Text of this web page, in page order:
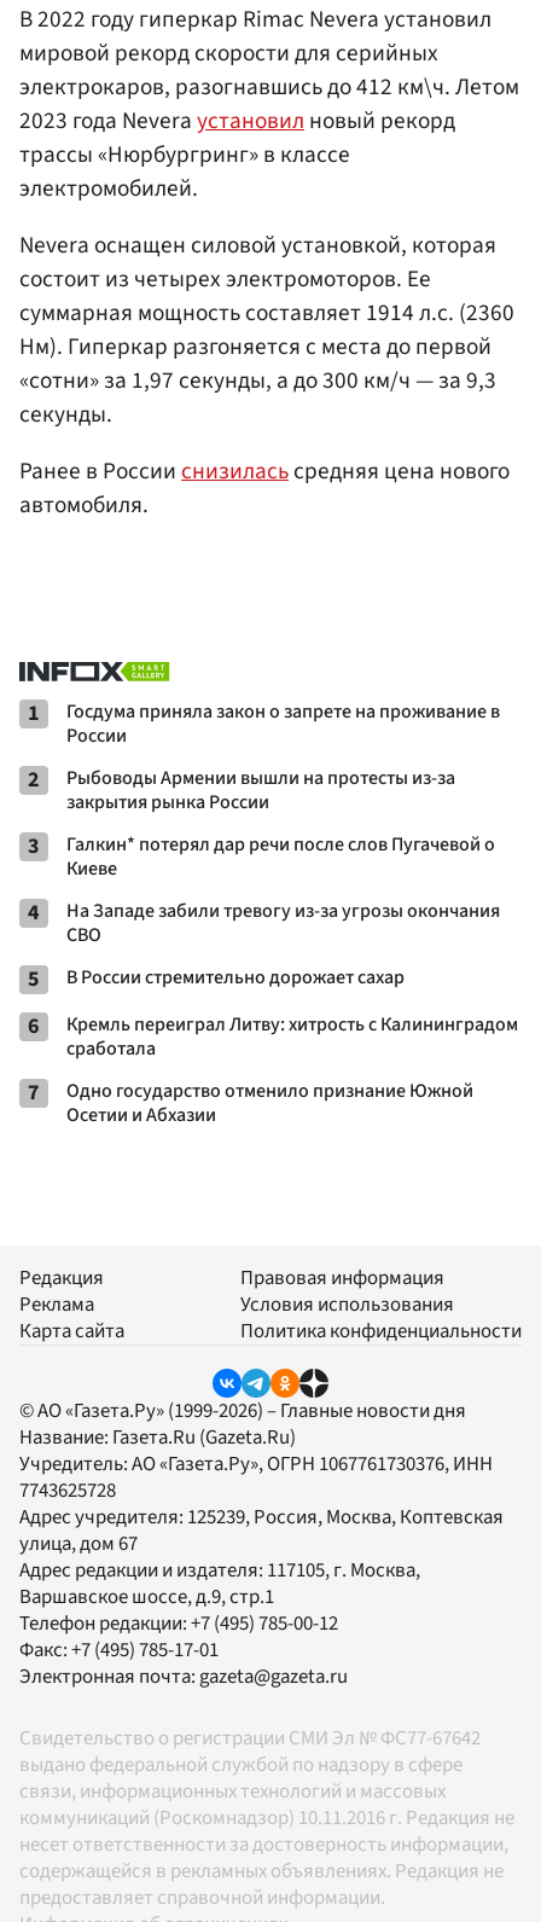
В 2022 году гиперкар Rimac Nevera установил
мировой рекорд скорости для серийных
электрокаров, разогнавшись до 412 км\ч. Летом
2023 года Neveraустановил новый рекорд
трассы «Нюрбургринг» в классе
электромобилей.
Nevera оснащен силовой установкой, которая
состоит из четырех электромоторов. Ее
суммарная мощность составляет 1914 л.с. (2360
Нм). Гиперкар разгоняется с места до первой
«сотни» за 1,97 секунды, а до 300 км/ч — за 9,3
секунды.
Ранее в Россииснизиласьсредняя цена нового
автомобиля.
1
Госдума приняла закон о запрете на проживание в
России
2
Рыбоводы Армении вышли на протесты из-за
закрытия рынка России
3
Галкин* потерял дар речи после слов Пугачевой о
Киеве
4
На Западе забили тревогу из-за угрозы окончания
СВО
5 В России стремительно дорожает сахар
6
Кремль переиграл Литву: хитрость с Калининградом
сработала
7
Одно государство отменило признание Южной
Осетии и Абхазии
Редакция
Реклама
Карта сайта
Правовая информация
Условия использования
Политика конфиденциальности
© АО «Газета.Ру» (1999-2026) – Главные новости дня
Название: Газета.Ru (Gazeta.Ru)
Учредитель:АО «Газета.Ру», ОГРН 1067761730376, ИНН
7743625728
Адрес учредителя: 125239, Россия, Москва, Коптевская
улица, дом 67
Адрес редакции и издателя: 117105, г. Москва,
Варшавское шоссе, д.9, стр.1
Телефон редакции:+7 (495) 785-00-12
Факс:+7 (495) 785-17-01
Электронная почта:gazeta@gazeta.ru
Свидетельство о регистрации СМИ Эл № ФС77-67642
выдано федеральной службой по надзору в сфере
связи, информационных технологий и массовых
коммуникаций (Роскомнадзор) 10.11.2016 г. Редакция не
несет ответственности за достоверность информации,
содержащейся в рекламных объявлениях. Редакция не
предоставляет справочной информации.